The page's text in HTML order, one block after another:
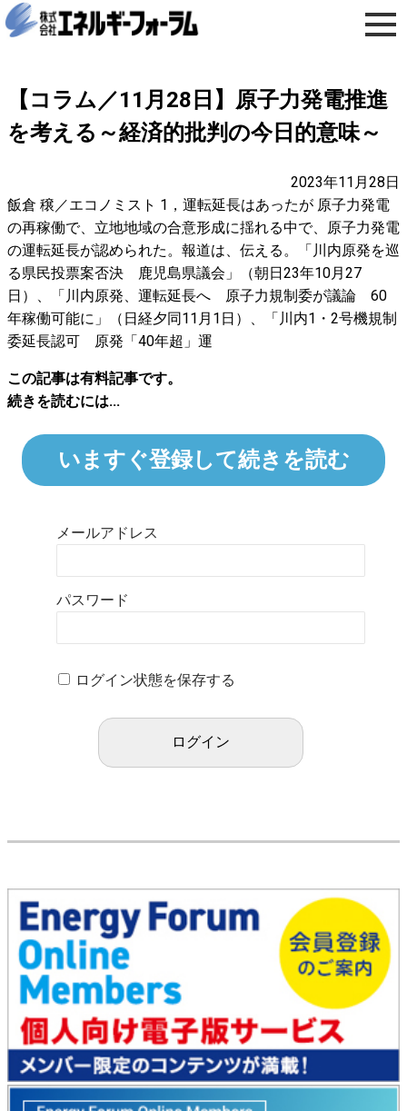
【コラム／11月28日】原子力発電推進
を考える～経済的批判の今日的意味～
2023年11月28日
飯倉 穣／エコノミスト 1，運転延長はあったが 原子力発電
の再稼働で、立地地域の合意形成に揺れる中で、原子力発電
の運転延長が認められた。報道は、伝える。「川内原発を巡
る県民投票案否決 鹿児島県議会」（朝日23年10月27
日）、「川内原発、運転延長へ 原子力規制委が議論 60
年稼働可能に」（日経夕同11月1日）、「川内1・2号機規制
委延長認可 原発「40年超」運
この記事は有料記事です。
続きを読むには...
いますぐ登録して続きを読む
メールアドレス
パスワード
ログイン状態を保存する